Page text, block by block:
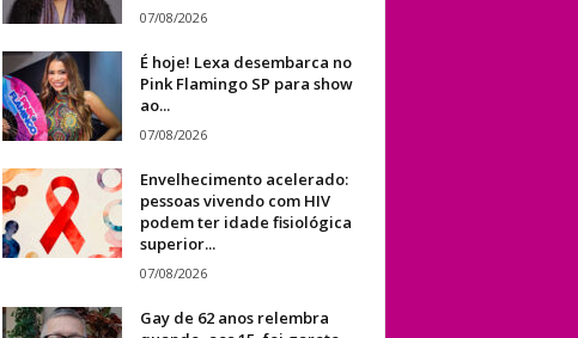
07/08/2026
É hoje! Lexa desembarca no
Pink Flamingo SP para show
ao...
07/08/2026
Envelhecimento acelerado:
pessoas vivendo com HIV
podem ter idade fisiológica
superior...
07/08/2026
Gay de 62 anos relembra